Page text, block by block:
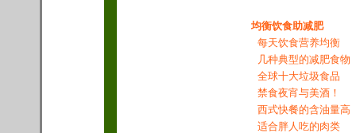
均衡饮食助减肥
每天饮食营养均衡
几种典型的减肥食物
全球十大垃圾食品
禁食夜宵与美酒！
西式快餐的含油量高
适合胖人吃的肉类